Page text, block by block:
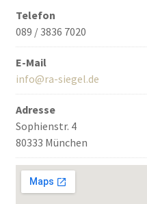
Telefon
089 / 3836 7020
E-Mail
info@ra-siegel.de
Adresse
Sophienstr. 4
80333 München